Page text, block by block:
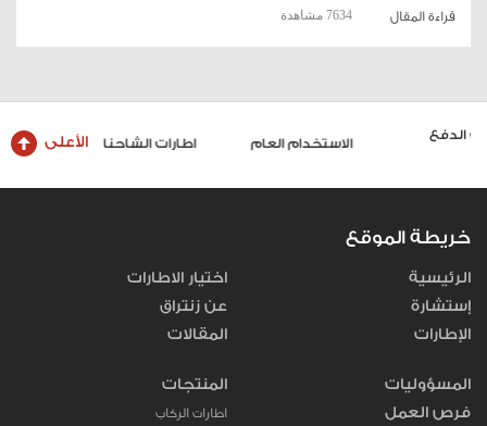
قراءة المقال 7634 مشاهدة
الاستخدام العام اطارات الشاحنات والحافلات الأعلى
خريطة الموقع
الرئيسية
إستشارة
الإطارات
اختيار الاطارات
عن زنتراق
المقالات
المسؤوليات
فرص العمل
المنتجات
اطارات الركاب